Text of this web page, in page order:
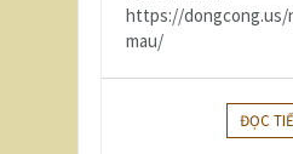
https://dongcong.us/
mau/
ĐỌC